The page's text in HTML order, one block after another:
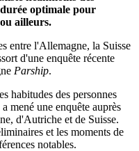
optimale pour
ailleurs.
entre l'Allemagne, la Suisse
d'une enquête récente
Parship.
habitudes des personnes
a mené une enquête auprès
d'Autriche et de Suisse.
et les moments de
notables.